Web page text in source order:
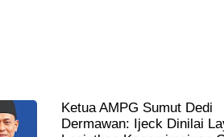
Ketua AMPG Sumut Dedi
Dermawan: Ijeck Dinilai